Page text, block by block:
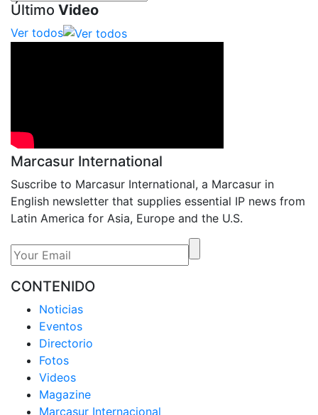
Último Video
Ver todos
Marcasur International
Suscribe to Marcasur International, a Marcasur in
English newsletter that supplies essential IP news from
Latin America for Asia, Europe and the U.S.
CONTENIDO
Noticias
Eventos
Directorio
Fotos
Videos
Magazine
Marcasur Internacional